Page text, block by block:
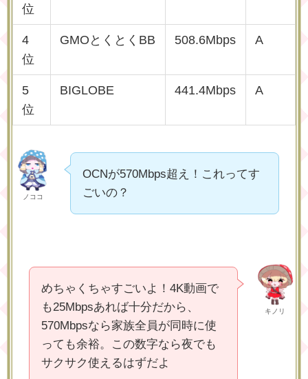
位
4
位
GMOとくとくBB 508.6Mbps A
5
位
BIGLOBE 441.4Mbps A
ノココ
OCNが570Mbps超え！これってす
ごいの？
キノリ
めちゃくちゃすごいよ！4K動画で
も25Mbpsあれば十分だから、
570Mbpsなら家族全員が同時に使
っても余裕。この数字なら夜でも
サクサク使えるはずだよ